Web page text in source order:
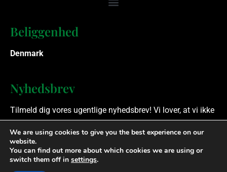
Beliggenhed
Denmark
Nyhedsbrev
Tilmeld dig vores ugentlige nyhedsbrev! Vi lover, at vi ikke
spammer.
Ophavsret © 2023 Finansielle Rådgivere. Alle rettigheder
forbeholdes.
We are using cookies to give you the best experience on our
website.
You can find out more about which cookies we are using or
switch them off in settings.